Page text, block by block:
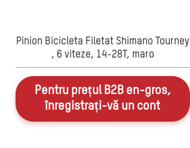
Pinion Bicicleta Filetat Shimano Tourney
, 6 viteze, 14-28T, maro
Pentru prețul B2B en-gros,
înregistrați-vă un cont